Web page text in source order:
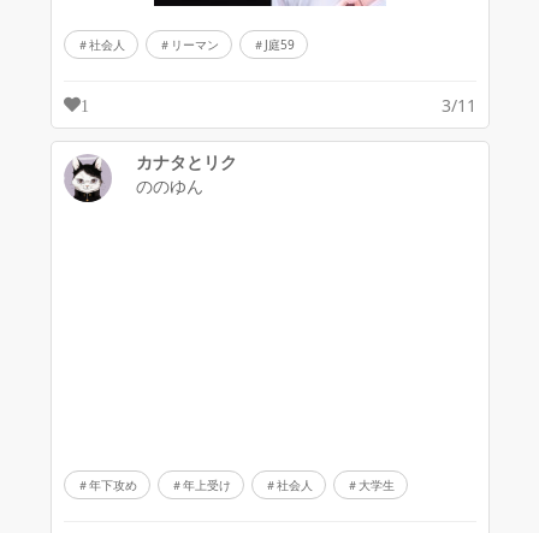
社会人 リーマン J庭59
1 3/11
カナタとリク
ののゆん
年下攻め 年上受け 社会人 大学生